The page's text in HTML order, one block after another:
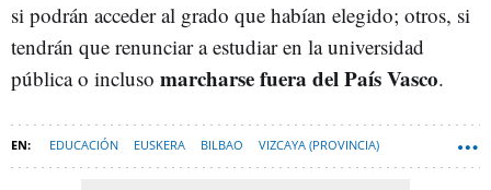
si podrán acceder al grado que habían elegido; otros, si
tendrán que renunciar a estudiar en la universidad
pública o incluso marcharse fuera del País Vasco.
EDUCACIÓN EUSKERA BILBAO VIZCAYA (PROVINCIA)